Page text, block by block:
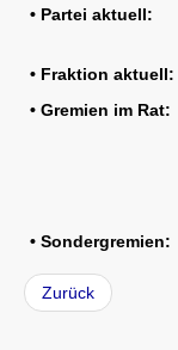
CDU
CDU
• Partei aktuell:
• Fraktion aktuell:
• Gremien im Rat:
• Sondergremien:
Zurück